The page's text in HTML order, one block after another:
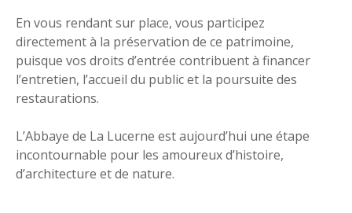
En vous rendant sur place, vous participez
directement à la préservation de ce patrimoine,
puisque vos droits d’entrée contribuent à financer
l’entretien, l’accueil du public et la poursuite des
restaurations.
L’Abbaye de La Lucerne est aujourd’hui une étape
incontournable pour les amoureux d’histoire,
d’architecture et de nature.